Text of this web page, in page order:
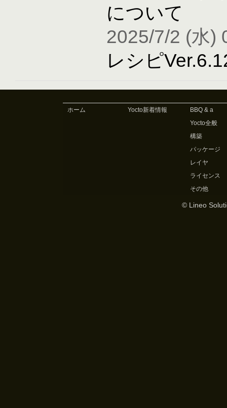
について
2025/7/2 (水)
レシピ
ホーム Yocto新着情報
BBQ & a
Yocto全般
構築
パッケージ
レイヤ
ライセンス
その他
© Lineo